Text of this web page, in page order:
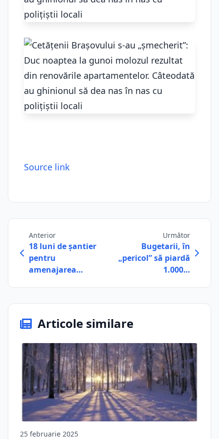
Source link
Anterior
18 luni de șantier
pentru
amenajarea…
Următor
Bugetarii, în
„pericol” să piardă
1.000…
Articole similare
25 februarie 2025